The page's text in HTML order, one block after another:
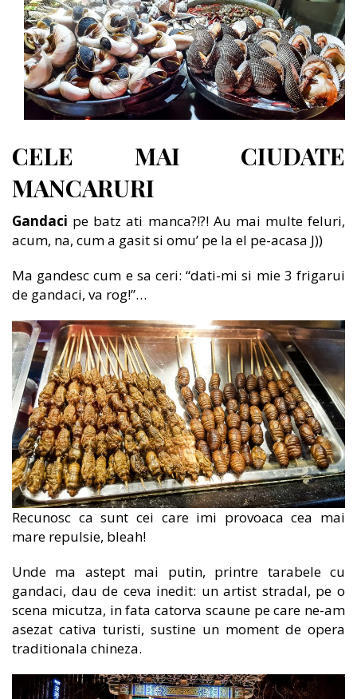
CELE MAI CIUDATE
MANCARURI
Gandaci pe batz ati manca?!?! Au mai multe feluri,
acum, na, cum a gasit si omu’ pe la el pe-acasa J))
Ma gandesc cum e sa ceri: “dati-mi si mie 3 frigarui
de gandaci, va rog!”…
Recunosc ca sunt cei care imi provoaca cea mai
mare repulsie, bleah!
Unde ma astept mai putin, printre tarabele cu
gandaci, dau de ceva inedit: un artist stradal, pe o
scena micutza, in fata catorva scaune pe care ne-am
asezat cativa turisti, sustine un moment de opera
traditionala chineza.